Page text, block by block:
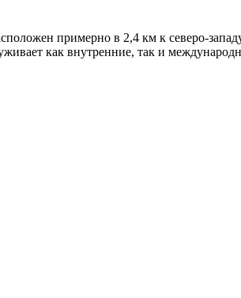
примерно в 2,4 км к северо-
как внутренние, так и